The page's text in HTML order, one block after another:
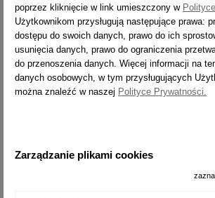
poprzez kliknięcie w link umieszczony w
Użytkownikom przysługują następujące prawa:
dostępu do swoich danych, prawo do ich
usunięcia danych, prawo do ograniczenia
do przenoszenia danych. Więcej informacji na
danych osobowych, w tym przysługujących
można znaleźć w naszej Polityce Prywatności.
Zarządzanie plikami cookies